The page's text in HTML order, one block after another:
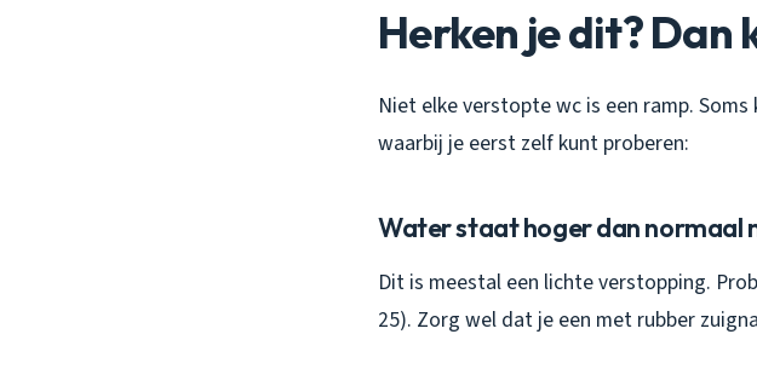
Herken je dit? Dan
Niet elke verstopte wc is een ramp.
waarbij je eerst zelf kunt proberen:
Water staat hoger dan normaal
Dit is meestal een lichte verstopping.
25). Zorg wel dat je een met rubber